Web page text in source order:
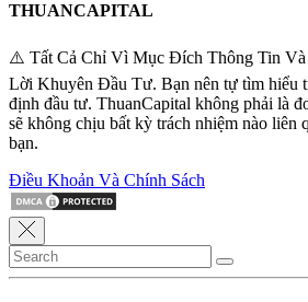
THUANCAPITAL
⚠️ Tất Cả Chỉ Vì Mục Đích Thông Tin
Lời Khuyên Đầu Tư. Bạn nên tự tìm hiểu
định đầu tư. ThuanCapital không phải là
sẽ không chịu bất kỳ trách nhiệm nào liên
bạn.
Điều Khoản Và Chính Sách